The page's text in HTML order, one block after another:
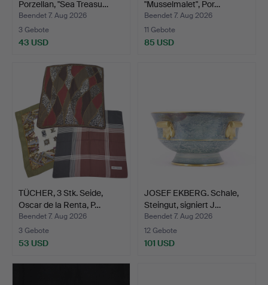
Porzellan, "Sea Treasu…
Beendet 7. Aug 2026
3 Gebote
43 USD
"Musselmalet", Por…
Beendet 7. Aug 2026
11 Gebote
85 USD
TÜCHER, 3 Stk. Seide,
Oscar de la Renta, P…
Beendet 7. Aug 2026
3 Gebote
53 USD
JOSEF EKBERG. Schale,
Steingut, signiert J…
Beendet 7. Aug 2026
12 Gebote
101 USD